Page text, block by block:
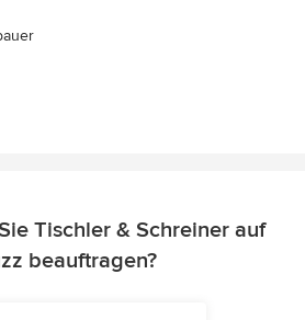
Tischler & Schreiner auf
beauftragen?